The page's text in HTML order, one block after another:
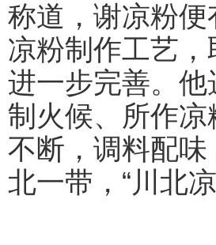
称道，谢凉粉
凉粉制作工艺
进一步完善。
制火候、所作
不断，调料配
北一带，“川北